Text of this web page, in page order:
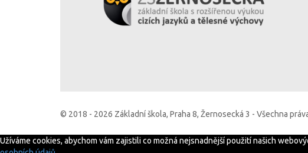
© 2018 - 2026 Základní škola, Praha 8, Žernosecká 3 - Všechna
Užíváme cookies, abychom vám zajistili co možná nejsnadnější použití našich